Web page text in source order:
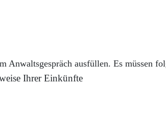
Anwaltsgespräch ausfüllen. Es müssen
Ihrer Einkünfte